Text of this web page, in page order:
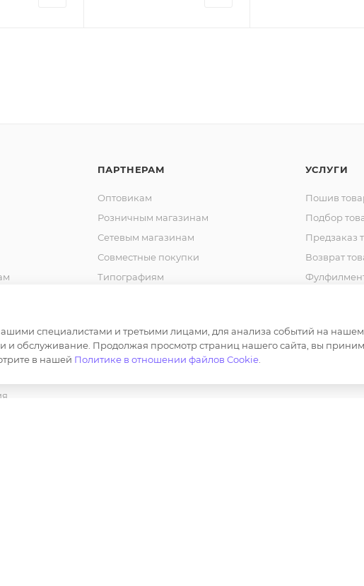
ПАРТНЕРАМ
Оптовикам
Розничным магазинам
Сетевым магазинам
Совместные покупки
Типографиям
Сотрудничество
УСЛУГИ
Пошив
Подбор
Предзаказ
Возврат
специалистами и третьими лицами, для анализа событий на нашем
и обслуживание. Продолжая просмотр страниц нашего сайта, вы
в нашей Политике в отношении файлов Cookie